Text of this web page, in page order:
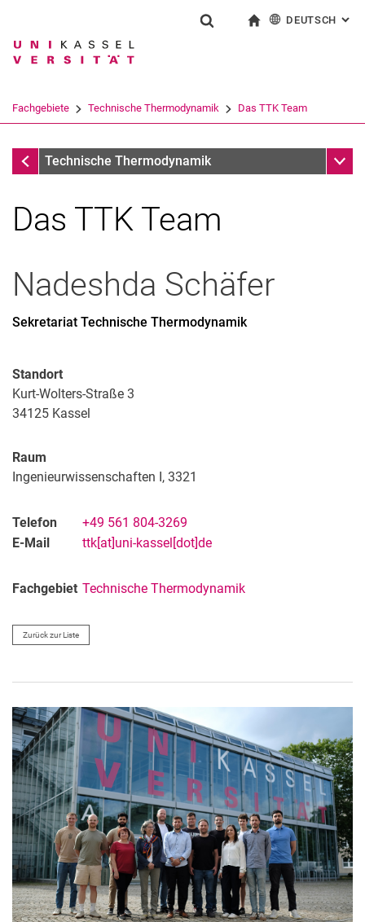
Springe direkt zu: Inhalt
Springe direkt zu: Suche
Springe direkt zu:
Suchbegriff
Suchen (öffnet externen Link in einem
DEUTSCH :
Fachgebiete Technische Thermodynamik Das TTK Team
Fachgebiete
Technische Thermodynamik
Das TTK Team
Nadeshda Schäfer
Sekretariat Technische Thermodynamik
Standort
Kurt-Wolters-Straße 3
34125 Kassel
Raum
Ingenieurwissenschaften I, 3321
Telefon
+49 561 804-3269
E-Mail
ttk[at]uni-kassel[dot]de
Fachgebiet Technische Thermodynamik
Zurück zur Liste